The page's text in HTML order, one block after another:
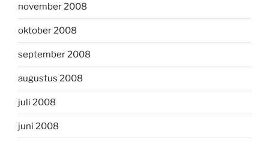
november 2008
oktober 2008
september 2008
augustus 2008
juli 2008
juni 2008